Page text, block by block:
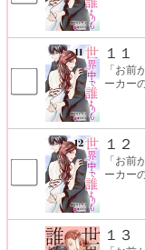
１１
「お前
ーカー
１２
「お前
ーカー
１３